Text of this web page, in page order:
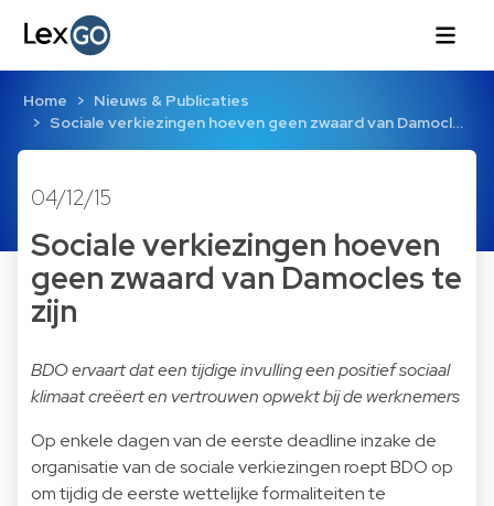
Home
Nieuws & Publicaties
Sociale verkiezingen hoeven geen zwaard van Damocl…
04/12/15
Sociale verkiezingen hoeven
geen zwaard van Damocles te
zijn
BDO ervaart dat een tijdige invulling een positief sociaal
klimaat creëert en vertrouwen opwekt bij de werknemers
Op enkele dagen van de eerste deadline inzake de
organisatie van de sociale verkiezingen roept BDO op
om tijdig de eerste wettelijke formaliteiten te